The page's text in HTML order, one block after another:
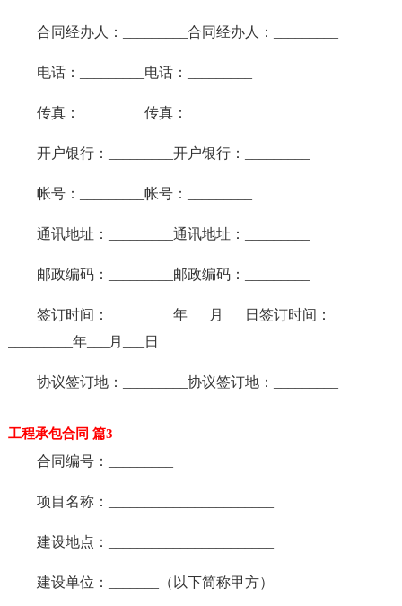
合同经办人：_________合同经办人：_________
电话：_________电话：_________
传真：_________传真：_________
开户银行：_________开户银行：_________
帐号：_________帐号：_________
通讯地址：_________通讯地址：_________
邮政编码：_________邮政编码：_________
签订时间：_________年___月___日签订时间：
_________年___月___日
协议签订地：_________协议签订地：_________
工程承包合同 篇3
合同编号：_________
项目名称：_______________________
建设地点：_______________________
建设单位：_______（以下简称甲方）